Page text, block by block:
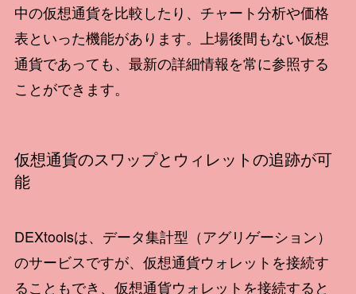
中の仮想通貨を比較したり、チャート分析や価格
表といった機能があります。上場後間もない仮想
通貨であっても、最新の詳細情報を常に参照する
ことができます。
仮想通貨のスワップとウィレットの追跡が可
能
DEXtoolsは、データ集計型（アグリゲーション）
のサービスですが、仮想通貨ウォレットを接続す
ることもでき、仮想通貨ウォレットを接続すると